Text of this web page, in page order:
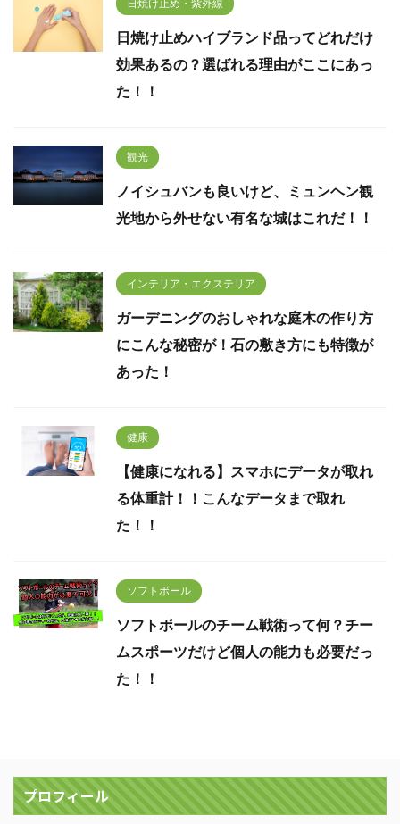
日焼け止め・紫外線
日焼け止めハイブランド品ってどれだけ
効果あるの？選ばれる理由がここにあっ
た！！
観光
ノイシュバンも良いけど、ミュンヘン観
光地から外せない有名な城はこれだ！！
インテリア・エクステリア
ガーデニングのおしゃれな庭木の作り方
にこんな秘密が！石の敷き方にも特徴が
あった！
健康
【健康になれる】スマホにデータが取れ
る体重計！！こんなデータまで取れ
た！！
ソフトボール
ソフトボールのチーム戦術って何？チー
ムスポーツだけど個人の能力も必要だっ
た！！
プロフィール